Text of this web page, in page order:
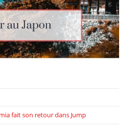
fait son retour dans Jump